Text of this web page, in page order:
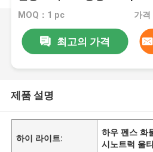
MOQ：1 pc 가
최고의 가격
제품 설명
하이 라이트:
하우 펜스 화
시노트럭 울